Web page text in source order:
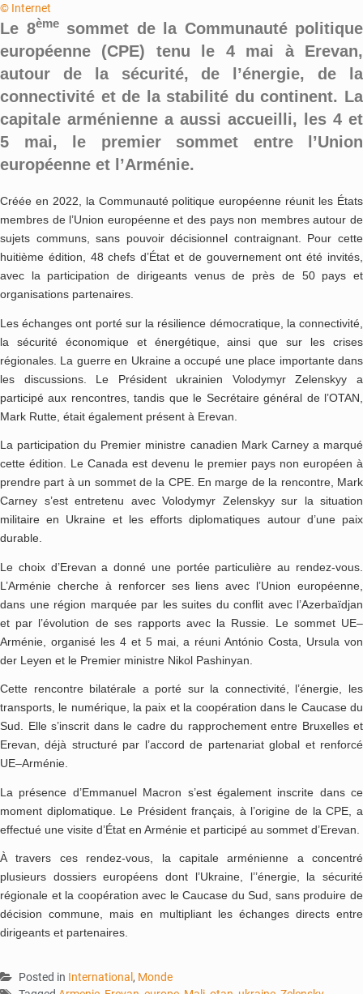
© Internet
Le 8èmesommet de la Communauté politique
européenne (CPE) tenu le 4 mai à Erevan,
autour de la sécurité, de l’énergie, de la
connectivité et de la stabilité du continent. La
capitale arménienne a aussi accueilli, les 4 et
5 mai, le premier sommet entre l’Union
européenne et l’Arménie.
Créée en 2022, la Communauté politique européenne réunit les États
membres de l’Union européenne et des pays non membres autour de
sujets communs, sans pouvoir décisionnel contraignant. Pour cette
huitième édition, 48 chefs d’État et de gouvernement ont été invités,
avec la participation de dirigeants venus de près de 50 pays et
organisations partenaires.
Les échanges ont porté sur la résilience démocratique, la connectivité,
la sécurité économique et énergétique, ainsi que sur les crises
régionales. La guerre en Ukraine a occupé une place importante dans
les discussions. Le Président ukrainien Volodymyr Zelenskyy a
participé aux rencontres, tandis que le Secrétaire général de l’OTAN,
Mark Rutte, était également présent à Erevan.
La participation du Premier ministre canadien Mark Carney a marqué
cette édition. Le Canada est devenu le premier pays non européen à
prendre part à un sommet de la CPE. En marge de la rencontre, Mark
Carney s’est entretenu avec Volodymyr Zelenskyy sur la situation
militaire en Ukraine et les efforts diplomatiques autour d’une paix
durable.
Le choix d’Erevan a donné une portée particulière au rendez-vous.
L’Arménie cherche à renforcer ses liens avec l’Union européenne,
dans une région marquée par les suites du conflit avec l’Azerbaïdjan
et par l’évolution de ses rapports avec la Russie. Le sommet UE–
Arménie, organisé les 4 et 5 mai, a réuni António Costa, Ursula von
der Leyen et le Premier ministre Nikol Pashinyan.
Cette rencontre bilatérale a porté sur la connectivité, l’énergie, les
transports, le numérique, la paix et la coopération dans le Caucase du
Sud. Elle s’inscrit dans le cadre du rapprochement entre Bruxelles et
Erevan, déjà structuré par l’accord de partenariat global et renforcé
UE–Arménie.
La présence d’Emmanuel Macron s’est également inscrite dans ce
moment diplomatique. Le Président français, à l’origine de la CPE, a
effectué une visite d’État en Arménie et participé au sommet d’Erevan.
À travers ces rendez-vous, la capitale arménienne a concentré
plusieurs dossiers européens dont l’Ukraine, l’’énergie, la sécurité
régionale et la coopération avec le Caucase du Sud, sans produire de
décision commune, mais en multipliant les échanges directs entre
dirigeants et partenaires.
Posted in International , Monde